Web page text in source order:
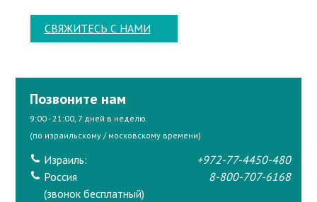
СВЯЖИТЕСЬ С НАМИ
Позвоните нам
9:00 - 21:00, 7 дней в неделю.
(по израильскому / московскому времени)
Израиль:
+972-77-4450-480
Россия
(звонок бесплатный)
8-800-707-6168